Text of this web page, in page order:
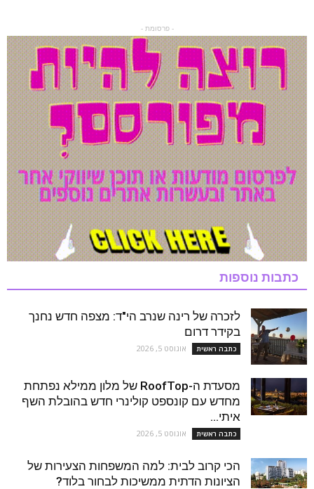
- פרסומת -
כתבות נוספות
לזכרה של רינה שנרב הי"ד: מצפה חדש נחנך
בקידר דרום
כתבה ראשית אוגוסט 5, 2026
מסעדת ה-RoofTop של מלון ממילא נפתחת
מחדש עם קונספט קולינרי חדש בהובלת השף
איתי...
כתבה ראשית אוגוסט 5, 2026
הכי קרוב לבית: למה המשפחות הצעירות של
הציונות הדתית ממשיכות לבחור בלוד?